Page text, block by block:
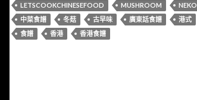
LETSCOOKCHINESEFOOD
MUSHROOM NEKO
中菜食譜
冬菇 古早味 廣東話食譜 港式
食譜
香港 香港食譜